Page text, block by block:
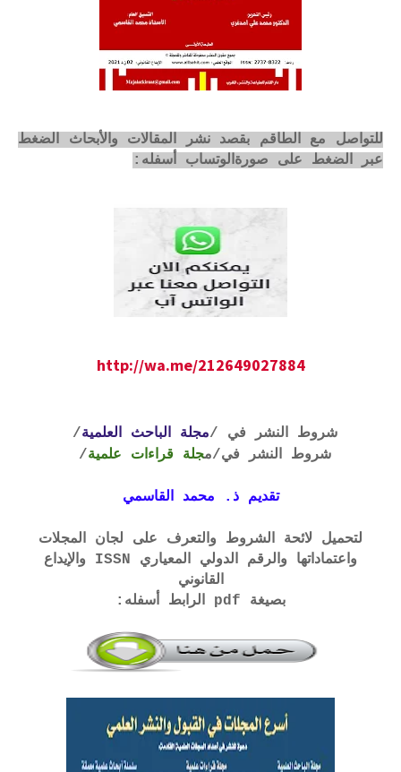
للتواصل مع الطاقم بقصد نشر المقالات والأبحاث الضغط
عبر الضغط على صورةالوتساب أسفله:
http://wa.me/212649027884
شروط النشر في /مجلة الباحث العلمية/
شروط النشر في/مجلة قراءات علمية/
تقديم ذ. محمد القاسمي
لتحميل لائحة الشروط والتعرف على لجان المجلات
واعتماداتها والرقم الدولي المعياري ISSN والإيداع
القانوني
بصيغة pdf الرابط أسفله: